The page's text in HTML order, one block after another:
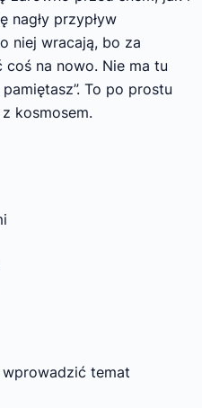
nagły przypływ
niej wracają, bo za
na nowo. Nie ma tu
To po prostu
kosmosem.
temat